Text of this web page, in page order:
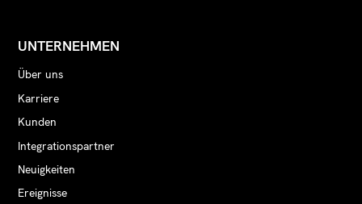
UNTERNEHMEN
Über uns
Karriere
Kunden
Integrationspartner
Neuigkeiten
Ereignisse